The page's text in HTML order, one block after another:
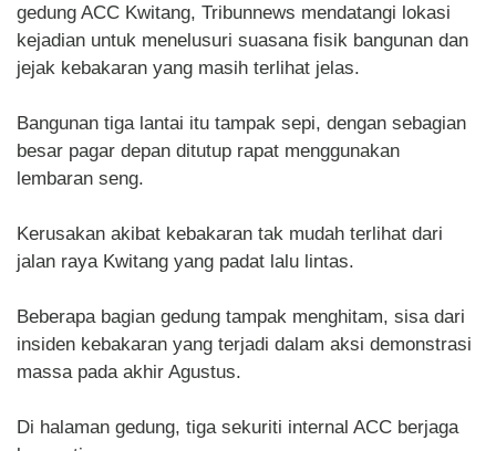
gedung ACC Kwitang, Tribunnews mendatangi lokasi
kejadian untuk menelusuri suasana fisik bangunan dan
jejak kebakaran yang masih terlihat jelas.
Bangunan tiga lantai itu tampak sepi, dengan sebagian
besar pagar depan ditutup rapat menggunakan
lembaran seng.
Kerusakan akibat kebakaran tak mudah terlihat dari
jalan raya Kwitang yang padat lalu lintas.
Beberapa bagian gedung tampak menghitam, sisa dari
insiden kebakaran yang terjadi dalam aksi demonstrasi
massa pada akhir Agustus.
Di halaman gedung, tiga sekuriti internal ACC berjaga